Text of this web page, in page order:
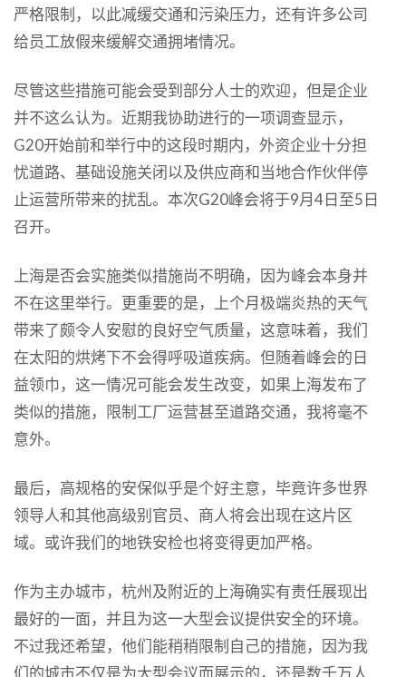
严格限制，以此减缓交通和污染压力，还有许多公司
给员工放假来缓解交通拥堵情况。
尽管这些措施可能会受到部分人士的欢迎，但是企业
并不这么认为。近期我协助进行的一项调查显示，
G20开始前和举行中的这段时期内，外资企业十分担
忧道路、基础设施关闭以及供应商和当地合作伙伴停
止运营所带来的扰乱。本次G20峰会将于9月4日至5日
召开。
上海是否会实施类似措施尚不明确，因为峰会本身并
不在这里举行。更重要的是，上个月极端炎热的天气
带来了颇令人安慰的良好空气质量，这意味着，我们
在太阳的烘烤下不会得呼吸道疾病。但随着峰会的日
益领巾，这一情况可能会发生改变，如果上海发布了
类似的措施，限制工厂运营甚至道路交通，我将毫不
意外。
最后，高规格的安保似乎是个好主意，毕竟许多世界
领导人和其他高级别官员、商人将会出现在这片区
域。或许我们的地铁安检也将变得更加严格。
作为主办城市，杭州及附近的上海确实有责任展现出
最好的一面，并且为这一大型会议提供安全的环境。
不过我还希望，他们能稍稍限制自己的措施，因为我
们的城市不仅是为大型会议而展示的，还是数千万人